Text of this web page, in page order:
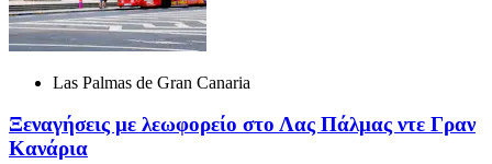
Las Palmas de Gran Canaria
Ξεναγήσεις με λεωφορείο στο Λας Πάλμας ντε Γραν
Κανάρια